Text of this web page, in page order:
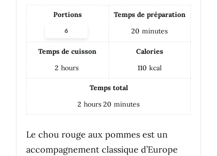
Portions
Temps de préparation
20 minutes
Temps de cuisson
2 hours
Calories
110 kcal
Temps total
2 hours 20 minutes
Le chou rouge aux pommes est un
accompagnement classique d’Europe